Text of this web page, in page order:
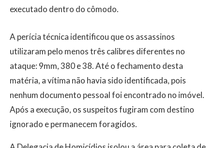
executado dentro do cômodo.
A perícia técnica identificou que os assassinos
utilizaram pelo menos três calibres diferentes no
ataque: 9mm, 380 e 38. Até o fechamento desta
matéria, a vítima não havia sido identificada, pois
nenhum documento pessoal foi encontrado no imóvel.
Após a execução, os suspeitos fugiram com destino
ignorado e permanecem foragidos.